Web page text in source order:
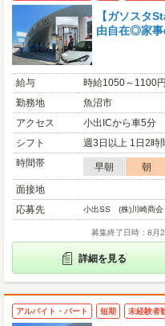
【ガソスタ
由自在◎家事
給与
時給1050～1100
勤務地
魚沼市
アクセス
小出ICから車5分
シフト
週3日以上 1日2時
時間帯
早朝 朝
面接地
応募先
小出SS (株)川崎商会
募集終了日時：8月
詳細を見る
アルバイト・パート 短期 未経験者